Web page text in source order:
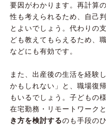
要因がわかります。再計算
性も考えられるため、自己
とよいでしょう。代わりの
ども教えてもらえるため、
などにも有効です。
また、出産後の生活を経験
かもしれない」と、職場復
もいるでしょう。子どもの
在宅勤務・リモートワークと
き方を検討するのも手段の